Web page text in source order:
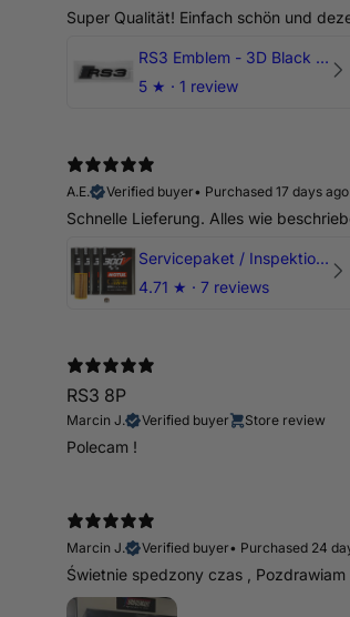
Super Qualität! Einfach schön und
RS3 Emblem - 3D Black Edition - Schwarz/Schwarz Logo Modellschriftzug
5 ★ · 1 review
A.E.
Verified buyer• Purchased 17 days ago
Schnelle Lieferung. Alles wie
Servicepaket / Inspektionspaket 1 mit Motul 300V 5W40 - 5W50 für alle 2.5 TFSI Modelle
4.71 ★ · 7 reviews
RS3 8P
Marcin J. Verified buyer Store review
Polecam !
Marcin J.
Verified buyer• Purchased 24
Świetnie spedzony czas , Pozdrawiam